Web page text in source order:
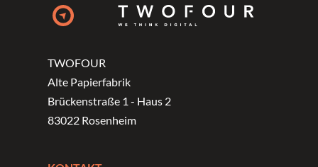
TWOFOUR
Alte Papierfabrik
Brückenstraße 1 - Haus 2
83022 Rosenheim